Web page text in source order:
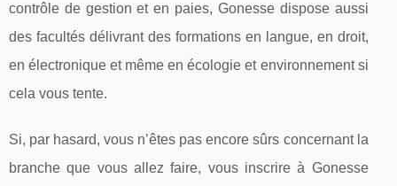
contrôle de gestion et en paies, Gonesse dispose aussi
des facultés délivrant des formations en langue, en droit,
en électronique et même en écologie et environnement si
cela vous tente.
Si, par hasard, vous n’êtes pas encore sûrs concernant la
branche que vous allez faire, vous inscrire à Gonesse